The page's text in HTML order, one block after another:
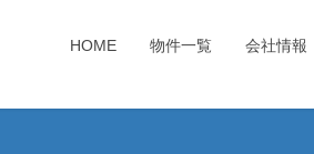
HOME 物件一覧 会社情報